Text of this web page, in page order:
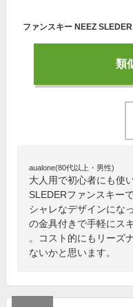
類
aualone(80代以上・男性)
大人用で初心者にも使
SLEDERファンスキー
シャレなデザインにな
の金具付きで手軽にス
。コスト的にもリーズ
ないかと思います。